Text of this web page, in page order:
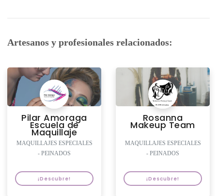
Artesanos y profesionales relacionados:
Pilar Amoraga
Escuela de
Maquillaje
MAQUILLAJES ESPECIALES
- PEINADOS
¡Descubre!
Rosanna
Makeup Team
MAQUILLAJES ESPECIALES
- PEINADOS
¡Descubre!